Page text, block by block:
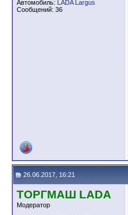
Автомобиль: LADA Largus
Сообщений: 36
26.06.2017, 16:21
ТОРГМАШ LADA
Модератор